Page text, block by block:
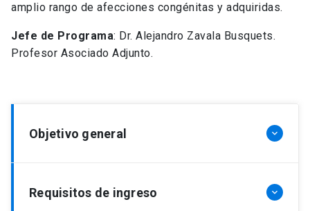
amplio rango de afecciones congénitas y adquiridas.
Jefe de Programa: Dr. Alejandro Zavala Busquets.
Profesor Asociado Adjunto.
Objetivo general keyboard_arrow_down
Formar cirujanos pediátricos de excelencia,
capaces de conocer la historia natural, etiología,
Requisitos de ingreso keyboard_arrow_down